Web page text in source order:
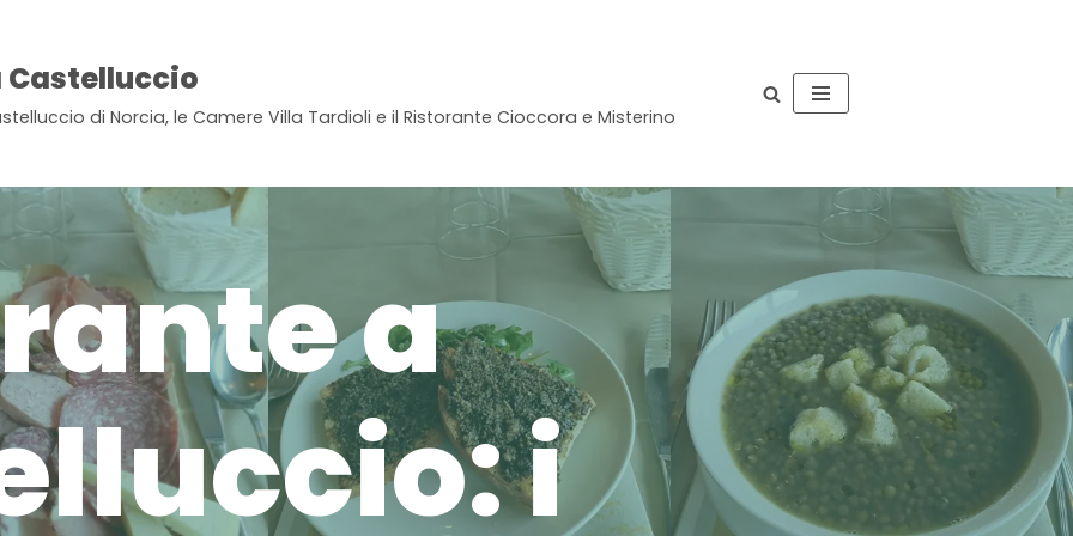
Castelluccio
di Norcia, le Camere Villa Tardioli e il Ristorante Cioccora e Misterino
a
i